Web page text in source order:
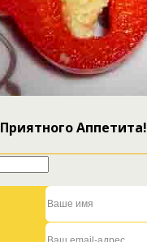
Приятного Аппетита!